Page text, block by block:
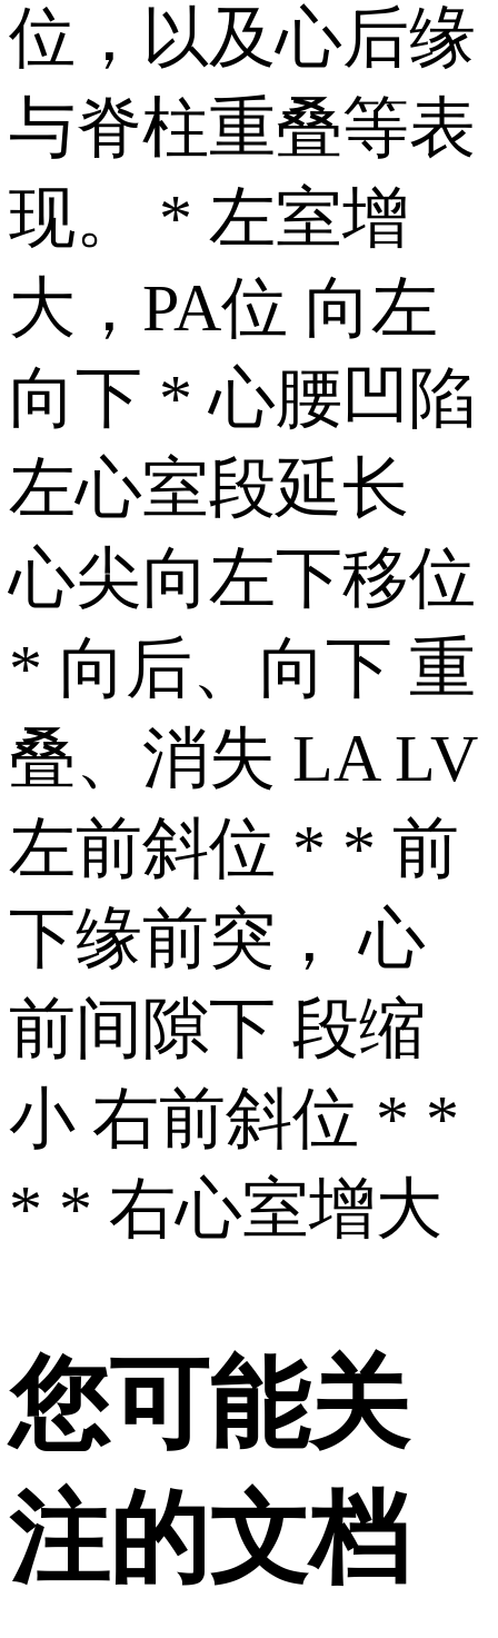
位， 以及心后缘
与脊柱重叠等表
现。 * 左室增
大，PA位 向左
向下 * 心腰凹陷
左心室段延长
心尖向左下移位
* 向后、向下 重
叠、消失 LA LV
左前斜位 * * 前
下缘前突， 心
前间隙下 段缩
小 右前斜位 * *
* * 右心室增大
您可能关
注的文档